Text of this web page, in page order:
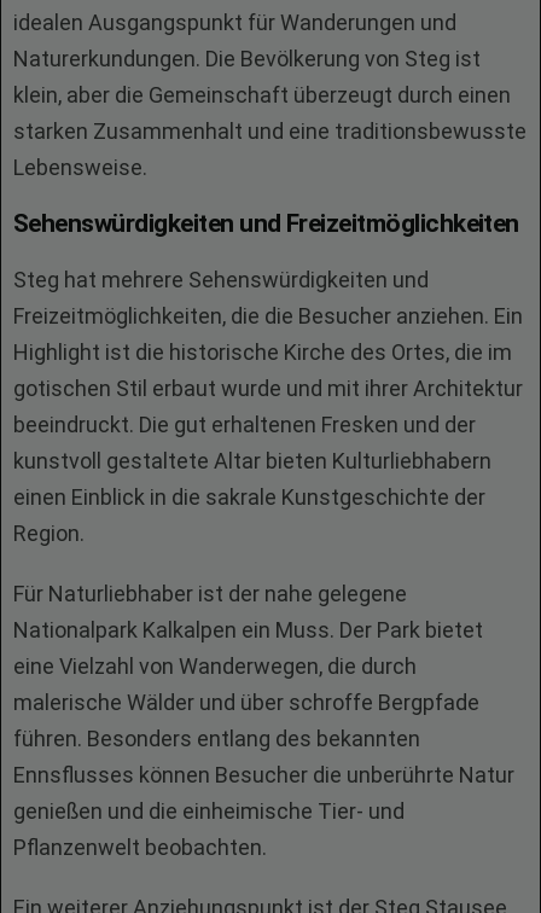
idealen Ausgangspunkt für Wanderungen und
Naturerkundungen. Die Bevölkerung von Steg ist
klein, aber die Gemeinschaft überzeugt durch einen
starken Zusammenhalt und eine traditionsbewusste
Lebensweise.
Sehenswürdigkeiten und Freizeitmöglichkeiten
Steg hat mehrere Sehenswürdigkeiten und
Freizeitmöglichkeiten, die die Besucher anziehen. Ein
Highlight ist die historische Kirche des Ortes, die im
gotischen Stil erbaut wurde und mit ihrer Architektur
beeindruckt. Die gut erhaltenen Fresken und der
kunstvoll gestaltete Altar bieten Kulturliebhabern
einen Einblick in die sakrale Kunstgeschichte der
Region.
Für Naturliebhaber ist der nahe gelegene
Nationalpark Kalkalpen ein Muss. Der Park bietet
eine Vielzahl von Wanderwegen, die durch
malerische Wälder und über schroffe Bergpfade
führen. Besonders entlang des bekannten
Ennsflusses können Besucher die unberührte Natur
genießen und die einheimische Tier- und
Pflanzenwelt beobachten.
Ein weiterer Anziehungspunkt ist der Steg Stausee,